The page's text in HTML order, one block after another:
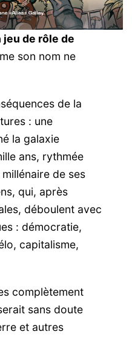
de rôle de
son nom ne
de la
: une
la galaxie
ans, rythmée
de ses
qui, après
déboulent avec
: démocratie,
capitalisme,
complètement
sans doute
et autres